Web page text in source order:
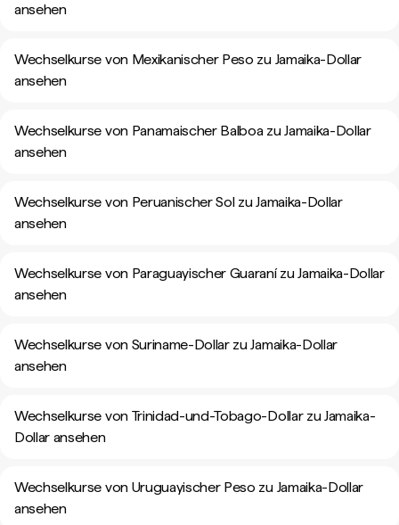
ansehen
Wechselkurse von Mexikanischer Peso zu Jamaika-Dollar
ansehen
Wechselkurse von Panamaischer Balboa zu Jamaika-Dollar
ansehen
Wechselkurse von Peruanischer Sol zu Jamaika-Dollar
ansehen
Wechselkurse von Paraguayischer Guaraní zu Jamaika-Dollar
ansehen
Wechselkurse von Suriname-Dollar zu Jamaika-Dollar
ansehen
Wechselkurse von Trinidad-und-Tobago-Dollar zu Jamaika-
Dollar ansehen
Wechselkurse von Uruguayischer Peso zu Jamaika-Dollar
ansehen